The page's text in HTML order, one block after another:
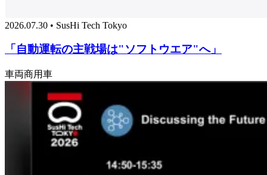
2026.07.30 • SusHi Tech Tokyo
「自動運転の主戦場は"ソフトウエア"へ」
車両商用車